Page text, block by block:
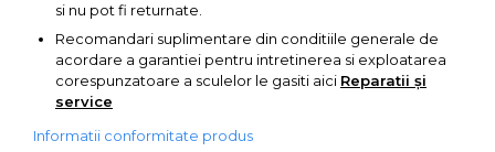
Dinamometric
Carucior Scule
Auto
si nu pot fi returnate.
Recomandari suplimentare din conditiile generale de
acordare a garantiei pentru intretinerea si exploatarea
corespunzatoare a sculelor le gasiti aici Reparatii și
service
Informatii conformitate produs